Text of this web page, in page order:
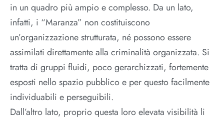
in un quadro più ampio e complesso. Da un lato,
infatti, i “Maranza” non costituiscono
un’organizzazione strutturata, né possono essere
assimilati direttamente alla criminalità organizzata. Si
tratta di gruppi fluidi, poco gerarchizzati, fortemente
esposti nello spazio pubblico e per questo facilmente
individuabili e perseguibili.
Dall’altro lato, proprio questa loro elevata visibilità li